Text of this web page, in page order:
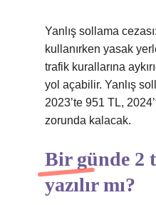
Yanlış sollama
kullanırken yasak
trafik kurallarına
yol açabilir. Yanlış
2023’te 951 TL,
zorunda kalacak.
Bir günde 2
yazılır mı?